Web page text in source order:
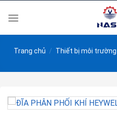
Trang chủ / Thiết bị môi trường